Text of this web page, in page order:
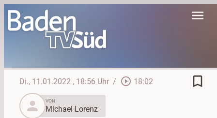
menu
Di., 11.01.2022 , 18:56 Uhr / play_circle_outline 18:02
bookmark_border
person
VON
Michael Lorenz